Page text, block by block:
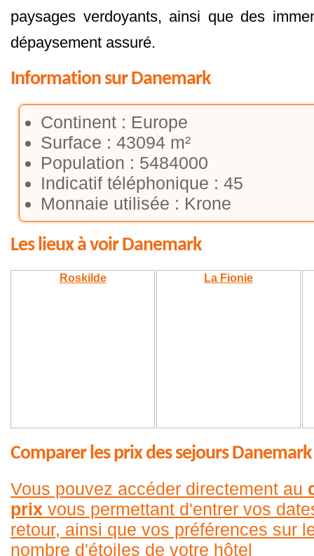
paysages verdoyants, ainsi que des
dépaysement assuré.
Information sur Danemark
Continent : Europe
Surface : 43094 m²
Population : 5484000
Indicatif téléphonique : 45
Monnaie utilisée : Krone
Les lieux à voir Danemark
Roskilde La Fionie
Comparer les prix des sejours
Vous pouvez accéder directement au
prix vous permettant d'entrer vos
retour, ainsi que vos préférences sur
nombre d'étoiles de votre hôtel